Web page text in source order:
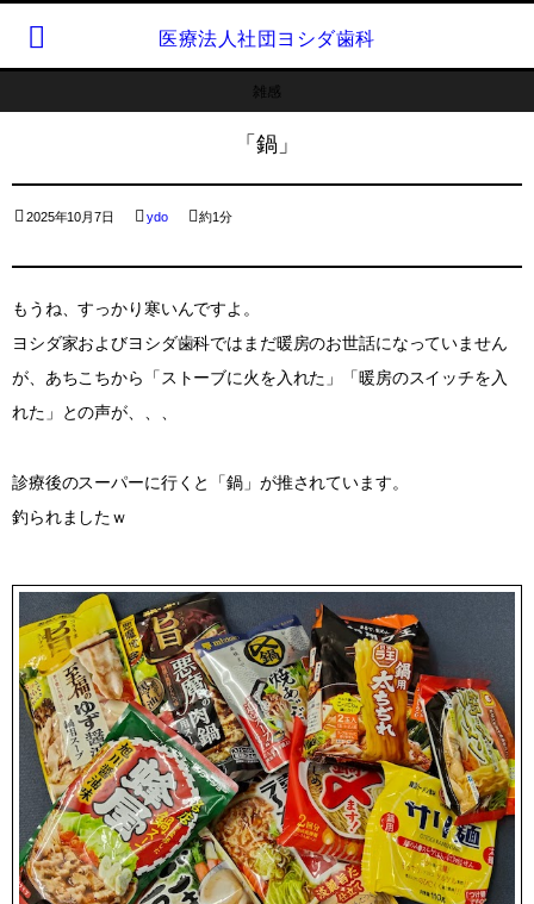
医療法人社団ヨシダ歯科
雑感
「鍋」
2025年10月7日 ydo 約1分
もうね、すっかり寒いんですよ。
ヨシダ家およびヨシダ歯科ではまだ暖房のお世話になっていません
が、あちこちから「ストーブに火を入れた」「暖房のスイッチを入
れた」との声が、、、
診療後のスーパーに行くと「鍋」が推されています。
釣られましたｗ